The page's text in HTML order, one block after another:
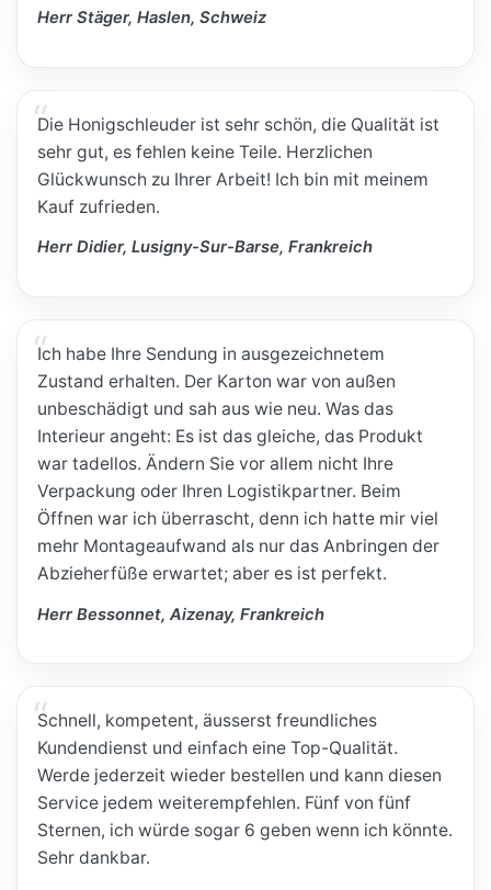
Herr Stäger, Haslen, Schweiz
Die Honigschleuder ist sehr schön, die Qualität ist
sehr gut, es fehlen keine Teile. Herzlichen
Glückwunsch zu Ihrer Arbeit! Ich bin mit meinem
Kauf zufrieden.
Herr Didier, Lusigny-Sur-Barse, Frankreich
Ich habe Ihre Sendung in ausgezeichnetem
Zustand erhalten. Der Karton war von außen
unbeschädigt und sah aus wie neu. Was das
Interieur angeht: Es ist das gleiche, das Produkt
war tadellos. Ändern Sie vor allem nicht Ihre
Verpackung oder Ihren Logistikpartner. Beim
Öffnen war ich überrascht, denn ich hatte mir viel
mehr Montageaufwand als nur das Anbringen der
Abzieherfüße erwartet; aber es ist perfekt.
Herr Bessonnet, Aizenay, Frankreich
Schnell, kompetent, äusserst freundliches
Kundendienst und einfach eine Top-Qualität.
Werde jederzeit wieder bestellen und kann diesen
Service jedem weiterempfehlen. Fünf von fünf
Sternen, ich würde sogar 6 geben wenn ich könnte.
Sehr dankbar.